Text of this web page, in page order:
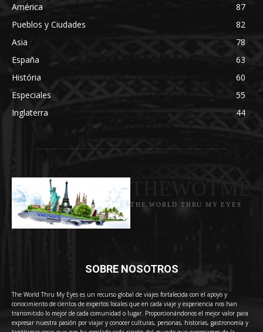
América
87
Pueblos y Ciudades
82
Asia
78
España
63
História
60
Especiales
55
Inglaterra
44
THE WORLD THRU MY EYES
SOBRE NOSOTROS
The World Thru My Eyes es un recurso global de viajes fortalecida con el apoyo y
conocimiento de cientos de expertos locales que en cada viaje y experiencia nos han
transmitido lo mejor de cada comunidad o lugar. Proporcionándonos el mejor valor para
expresar nuestra pasión por viajar y conocer culturas, personas, historias, gastronomía y